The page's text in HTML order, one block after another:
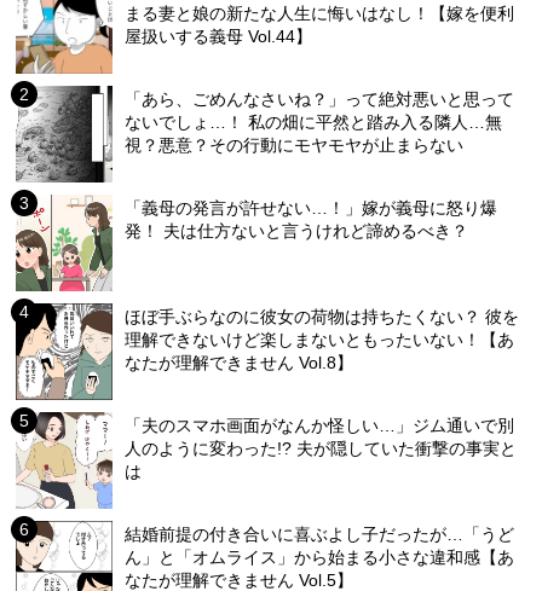
まる妻と娘の新たな人生に悔いはなし！【嫁を便利
屋扱いする義母 Vol.44】
「あら、ごめんなさいね？」って絶対悪いと思って
ないでしょ…！ 私の畑に平然と踏み入る隣人…無
視？悪意？その行動にモヤモヤが止まらない
「義母の発言が許せない…！」嫁が義母に怒り爆
発！ 夫は仕方ないと言うけれど諦めるべき？
ほぼ手ぶらなのに彼女の荷物は持ちたくない？ 彼を
理解できないけど楽しまないともったいない！【あ
なたが理解できません Vol.8】
「夫のスマホ画面がなんか怪しい…」ジム通いで別
人のように変わった!? 夫が隠していた衝撃の事実と
は
結婚前提の付き合いに喜ぶよし子だったが…「うど
ん」と「オムライス」から始まる小さな違和感【あ
なたが理解できません Vol.5】